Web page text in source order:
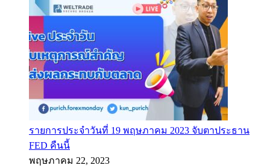
รายการประจำวันที่ 19 พฤษภาคม 2023 จับตาประธาน
FED คืนนี้
พฤษภาคม 22, 2023